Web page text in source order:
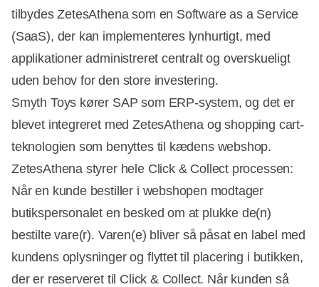
tilbydes ZetesAthena som en Software as a Service
(SaaS), der kan implementeres lynhurtigt, med
applikationer administreret centralt og overskueligt
uden behov for den store investering.
Smyth Toys kører SAP som ERP-system, og det er
blevet integreret med ZetesAthena og shopping cart-
teknologien som benyttes til kædens webshop.
ZetesAthena styrer hele Click & Collect processen:
Når en kunde bestiller i webshopen modtager
butikspersonalet en besked om at plukke de(n)
bestilte vare(r). Varen(e) bliver så påsat en label med
kundens oplysninger og flyttet til placering i butikken,
der er reserveret til Click & Collect. Når kunden så